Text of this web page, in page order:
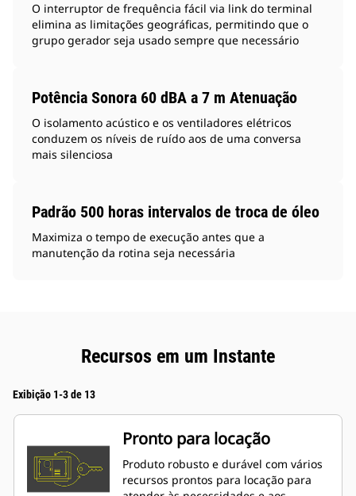
O interruptor de frequência fácil via link do terminal
elimina as limitações geográficas, permitindo que o
grupo gerador seja usado sempre que necessário
Potência Sonora 60 dBA a 7 m Atenuação
O isolamento acústico e os ventiladores elétricos
conduzem os níveis de ruído aos de uma conversa
mais silenciosa
Padrão 500 horas intervalos de troca de óleo
Maximiza o tempo de execução antes que a
manutenção da rotina seja necessária
Recursos em um Instante
Exibição 1-3 de 13
Pronto para locação
Produto robusto e durável com vários
recursos prontos para locação para